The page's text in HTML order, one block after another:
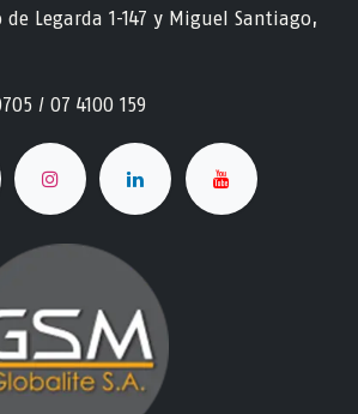
de Legarda 1-147 y Miguel Santiago,
/ 07 4100 159